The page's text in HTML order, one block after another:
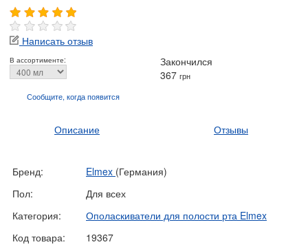
Написать отзыв
В ассортименте:
Закончился
367 грн
Сообщите, когдапоявится
Описание Отзывы
Бренд: Elmex (Германия)
Пол:
Для всех
Категория:
Ополаскиватели для полости рта Elmex
Код товара:
19367